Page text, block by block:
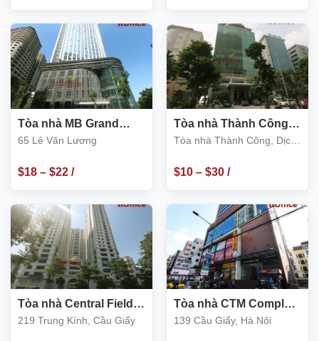
m2 m2
Tòa nhà MB Grand
Tower, số 65 Lê Văn
65 Lê Văn Lương
$18– $22/
m2
Tòa nhà Thành Công,
Dịch Vọng Hậu, Cầu
Tòa nhà Thành Công, Dịch
$10– $30/
m2
Tòa nhà Central Field
219 Trung Kính, Cầu
219 Trung Kính, Cầu Giấy
Tòa nhà CTM Complex
Cầu Giấy, số 139 Cầu
139 Cầu Giấy, Hà Nội